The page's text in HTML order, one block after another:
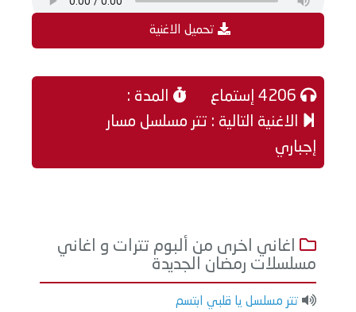
تحميل الاغنية
المدة :
الاغنية التالية : تتر مسلسل مسار
إجباري
اغاني اخرى من ألبوم تترات و اغاني
مسلسلات رمضان الجديدة
تتر مسلسل يا قلبي ابتسم